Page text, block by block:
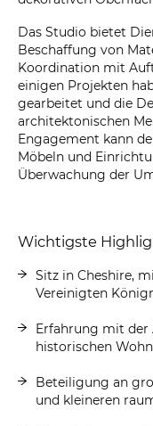
Das Studio bietet
Beschaffung von
Koordination mit
einigen Projekten
gearbeitet und die
architektonischen
Engagement kann
Möbeln und
Überwachung der
Wichtigste
Sitz in Cheshire,
Vereinigten
Erfahrung mit der
historischen
Beteiligung an
und kleineren